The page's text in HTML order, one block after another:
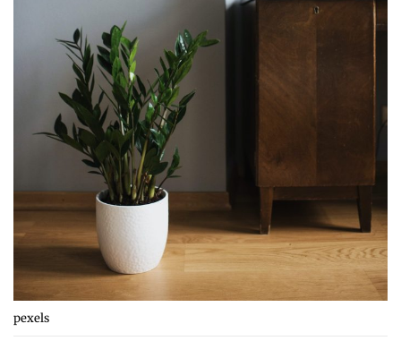
pexels